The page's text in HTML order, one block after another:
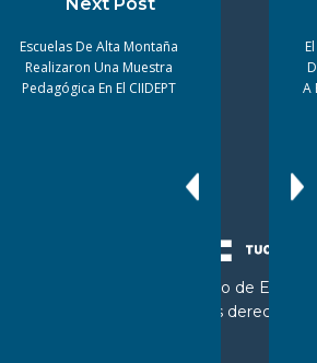
© 2024 Ministerio de
Tucumán. Todos los derechos
A
Escuelas De Alta Montaña
Realizaron Una Muestra
Pedagógica En El CIIDEPT